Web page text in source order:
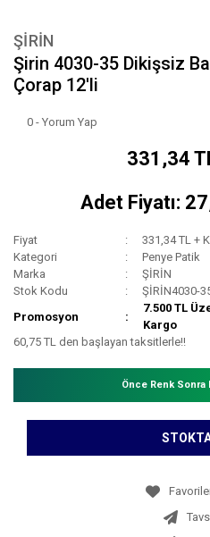
ŞİRİN
Şirin 4030-35 Dikişsiz
Çorap 12'li
0 - Yorum Yap
331,34
Adet Fiyatı:
Fiyat
331,34 TL +
Kategori
Penye Patik
Marka
ŞİRİN
Stok Kodu
ŞİRİN4030-
Promosyon
7.500 TL
Kargo
60,75 TL den başlayan taksitlerle!!
Önce Renk